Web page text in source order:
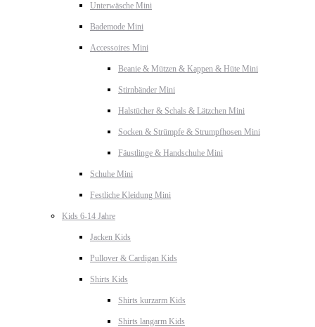
Unterwäsche Mini
Bademode Mini
Accessoires Mini
Beanie & Mützen & Kappen & Hüte Mini
Stirnbänder Mini
Halstücher & Schals & Lätzchen Mini
Socken & Strümpfe & Strumpfhosen Mini
Fäustlinge & Handschuhe Mini
Schuhe Mini
Festliche Kleidung Mini
Kids 6-14 Jahre
Jacken Kids
Pullover & Cardigan Kids
Shirts Kids
Shirts kurzarm Kids
Shirts langarm Kids